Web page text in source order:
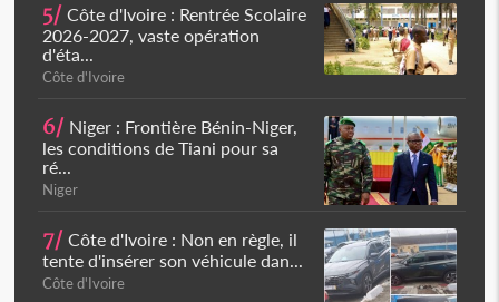
5/ Côte d'Ivoire : Rentrée Scolaire
2026-2027, vaste opération
d'éta...
Côte d'Ivoire
6/ Niger : Frontière Bénin-Niger,
les conditions de Tiani pour sa
ré...
Niger
7/ Côte d'Ivoire : Non en règle, il
tente d'insérer son véhicule dan...
Côte d'Ivoire